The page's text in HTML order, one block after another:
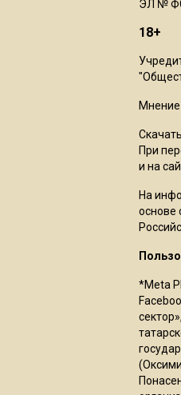
ЭЛ №
18+
Мнение
При
и на
На
основе
*Meta